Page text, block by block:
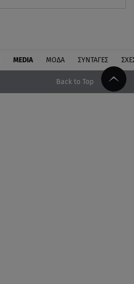
MEDIA ΜΟΔΑ ΣΥΝΤΑΓΕΣ
Back to Top